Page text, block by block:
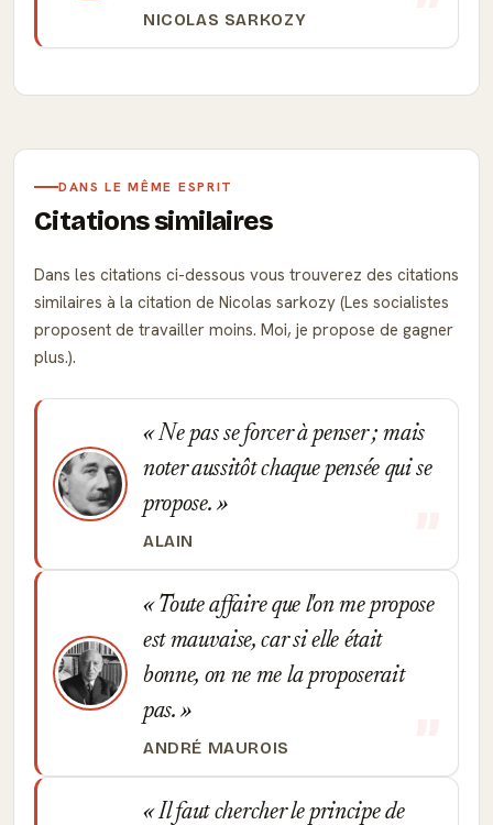
NICOLAS SARKOZY
DANS LE MÊME ESPRIT
Citations similaires
Dans les citations ci-dessous vous trouverez des citations
similaires à la citation de Nicolas sarkozy (Les socialistes
proposent de travailler moins. Moi, je propose de gagner
plus.).
Ne pas se forcer à penser ; mais
noter aussitôt chaque pensée qui se
propose.
ALAIN
Toute affaire que l'on me propose
est mauvaise, car si elle était
bonne, on ne me la proposerait
pas.
ANDRÉ MAUROIS
Il faut chercher le principe de